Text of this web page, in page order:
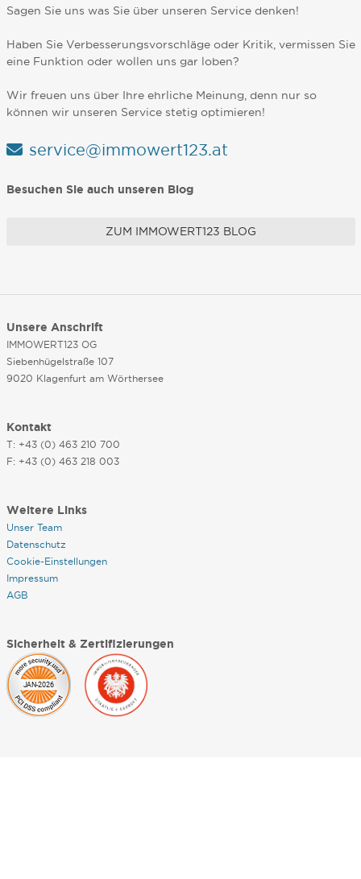
Sagen Sie uns was Sie über unseren Service denken!
Haben Sie Verbesserungsvorschläge oder Kritik, vermissen Sie
eine Funktion oder wollen uns gar loben?
Wir freuen uns über Ihre ehrliche Meinung, denn nur so
können wir unseren Service stetig optimieren!
service@immowert123.at
Besuchen Sie auch unseren Blog
ZUM IMMOWERT123 BLOG
Unsere Anschrift
IMMOWERT123 OG
Siebenhügelstraße 107
9020 Klagenfurt am Wörthersee
Kontakt
T: +43 (0) 463 210 700
F: +43 (0) 463 218 003
Weitere Links
Unser Team
Datenschutz
Cookie-Einstellungen
Impressum
AGB
Sicherheit & Zertifizierungen